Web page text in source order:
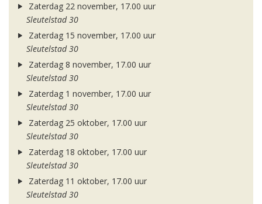
Zaterdag 22 november, 17.00 uur
Sleutelstad 30
Zaterdag 15 november, 17.00 uur
Sleutelstad 30
Zaterdag 8 november, 17.00 uur
Sleutelstad 30
Zaterdag 1 november, 17.00 uur
Sleutelstad 30
Zaterdag 25 oktober, 17.00 uur
Sleutelstad 30
Zaterdag 18 oktober, 17.00 uur
Sleutelstad 30
Zaterdag 11 oktober, 17.00 uur
Sleutelstad 30